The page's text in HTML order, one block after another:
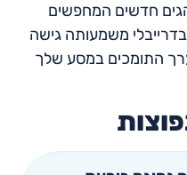
חדשים המחפשים
משמעותה גישה
התומכים במסע שלך